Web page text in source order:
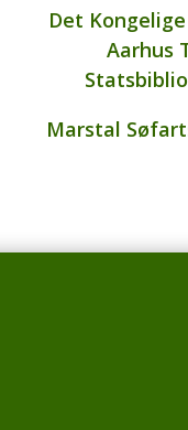
Det
Aarhus
Marstal